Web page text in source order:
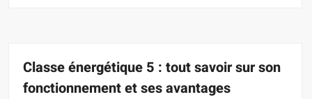
Classe énergétique 5 : tout savoir sur son
fonctionnement et ses avantages